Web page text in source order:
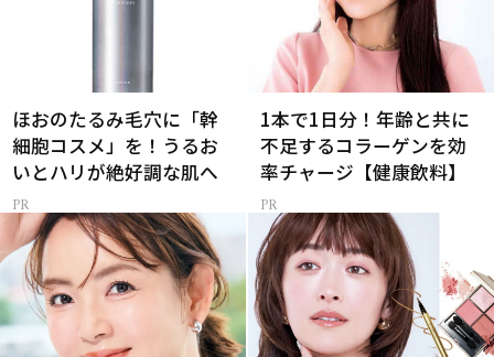
ほおのたるみ毛穴に「幹
細胞コスメ」を！うるお
いとハリが絶好調な肌へ
1本で1日分！年齢と共に
不足するコラーゲンを効
率チャージ【健康飲料】